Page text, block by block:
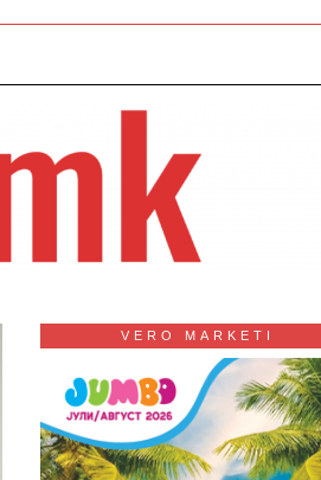
VERO MARKETI